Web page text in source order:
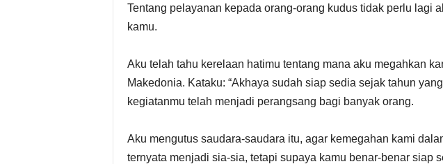
Tentang pelayanan kepada orang-orang kudus tidak perlu lagi
kamu.
Aku telah tahu kerelaan hatimu tentang mana aku megahkan
Makedonia. Kataku: “Akhaya sudah siap sedia sejak tahun
kegiatanmu telah menjadi perangsang bagi banyak orang.
Aku mengutus saudara-saudara itu, agar kemegahan kami
ternyata menjadi sia-sia, tetapi supaya kamu benar-benar siap